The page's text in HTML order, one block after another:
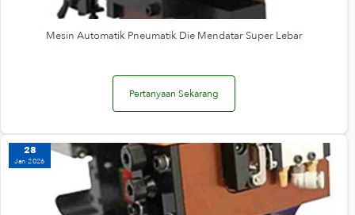
Mesin Automatik Pneumatik Die Mendatar Super Lebar
Pertanyaan Sekarang
28
Jan 2026